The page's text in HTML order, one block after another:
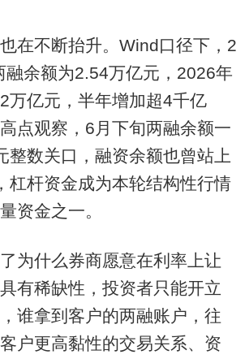
不断抬升。Wind口径下，2
融余额为2.54万亿元，2026年
万亿元，半年增加超4千亿
点观察，6月下旬两融余额一
整数关口，融资余额也曾站上
杠杆资金成为本轮结构性行情
资金之一。
什么券商愿意在利率上让
有稀缺性，投资者只能开立
谁拿到客户的两融账户，往
户更高黏性的交易关系、资